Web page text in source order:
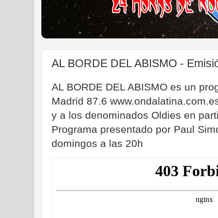
AL BORDE DEL ABISMO -
AL BORDE DEL ABISMO es un
Madrid 87.6
y a los denominados Oldies en
Programa presentado por Paul
domingos a las 20h